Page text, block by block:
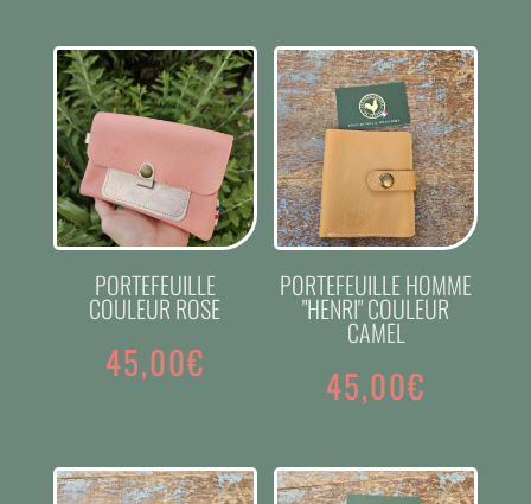
PORTEFEUILLE
COULEUR ROSE
45,00€
PORTEFEUILLE HOMME
"HENRI" COULEUR
CAMEL
45,00€